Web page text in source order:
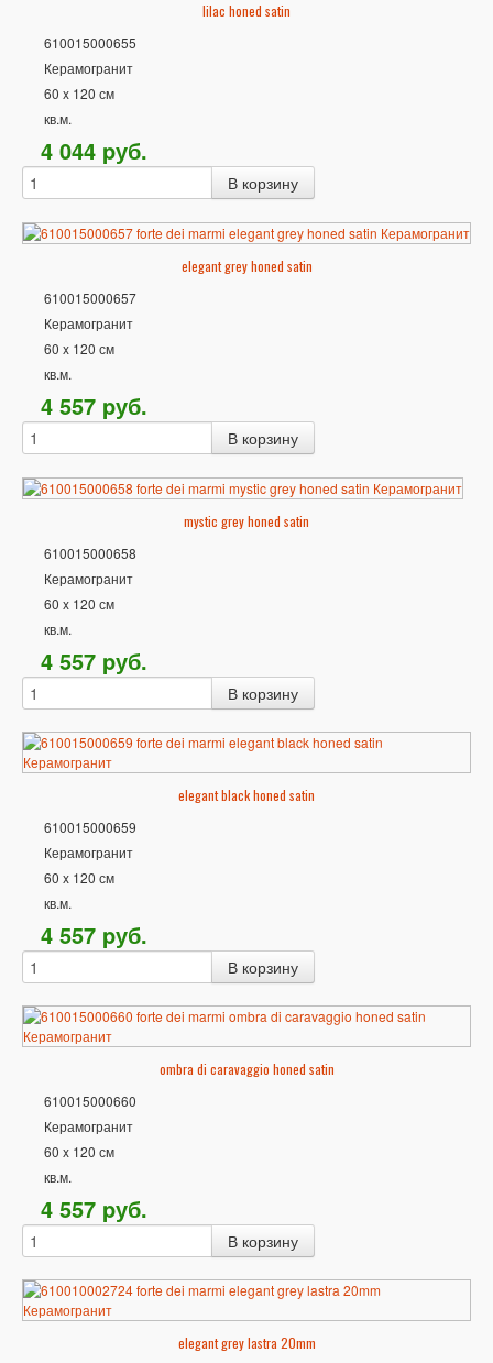
lilac honed satin
610015000655
Керамогранит
60 x 120 см
кв.м.
4 044 pуб.
elegant grey honed satin
610015000657
Керамогранит
60 x 120 см
кв.м.
4 557 pуб.
mystic grey honed satin
610015000658
Керамогранит
60 x 120 см
кв.м.
4 557 pуб.
elegant black honed satin
610015000659
Керамогранит
60 x 120 см
кв.м.
4 557 pуб.
ombra di caravaggio honed satin
610015000660
Керамогранит
60 x 120 см
кв.м.
4 557 pуб.
elegant grey lastra 20mm